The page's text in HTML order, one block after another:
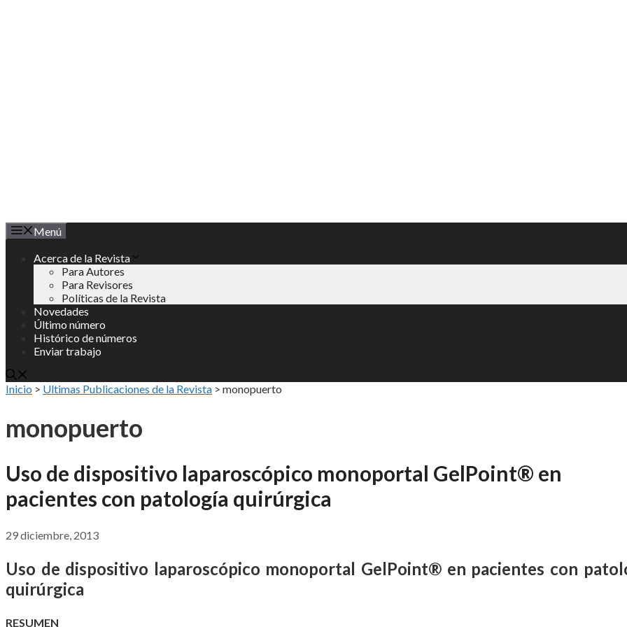
Menú
Acerca de la Revista
Para Autores
Para Revisores
Políticas de la Revista
Novedades
Último número
Histórico de números
Enviar trabajo
Inicio > Ultimas Publicaciones de la Revista > monopuerto
monopuerto
Uso de dispositivo laparoscópico monoportal GelPoint® en
pacientes con patología quirúrgica
29 diciembre, 2013
Uso de dispositivo laparoscópico monoportal GelPoint® en pacientes con
quirúrgica
RESUMEN